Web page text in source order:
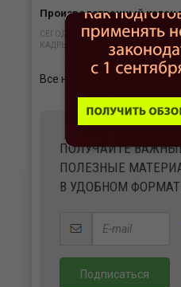
Производственный
СЕГОДНЯ В 08:50
КАДРЫ
Все новости
ПОЛУЧАЙТЕ
ПОЛЕЗНЫЕ
В УДОБНОМ